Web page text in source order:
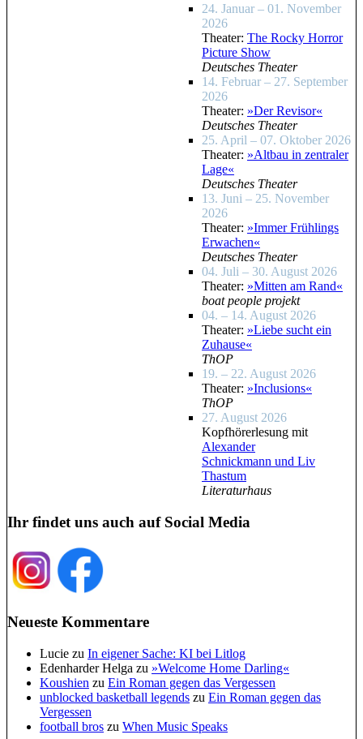
24. Januar – 01. November
2026
Theater: The Rocky Horror
Picture Show
Deutsches Theater
14. Februar – 27. September
2026
Theater: »Der Revisor«
Deutsches Theater
25. April – 07. Oktober 2026
Theater: »Altbau in zentraler
Lage«
Deutsches Theater
13. Juni – 25. November
2026
Theater: »Immer Frühlings
Erwachen«
Deutsches Theater
04. Juli – 30. August 2026
Theater: »Mitten am Rand«
boat people projekt
04. – 14. August 2026
Theater: »Liebe sucht ein
Zuhause«
ThOP
19. – 22. August 2026
Theater: »Inclusions«
ThOP
27. August 2026
Kopfhörerlesung mit
Alexander
Schnickmann und Liv
Thastum
Literaturhaus
Ihr findet uns auch auf Social Media
Neueste Kommentare
Lucie zu In eigener Sache: KI bei Litlog
Edenharder Helga zu »Welcome Home Darling«
Koushien zu Ein Roman gegen das Vergessen
unblocked basketball legends zu Ein Roman gegen das
Vergessen
football bros zu When Music Speaks